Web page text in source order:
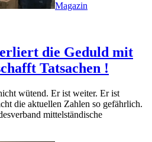
Magazin
die Geduld mit
Tatsachen !
wütend. Er ist weiter. Er ist
die aktuellen Zahlen so gefährlich.
mittelständische